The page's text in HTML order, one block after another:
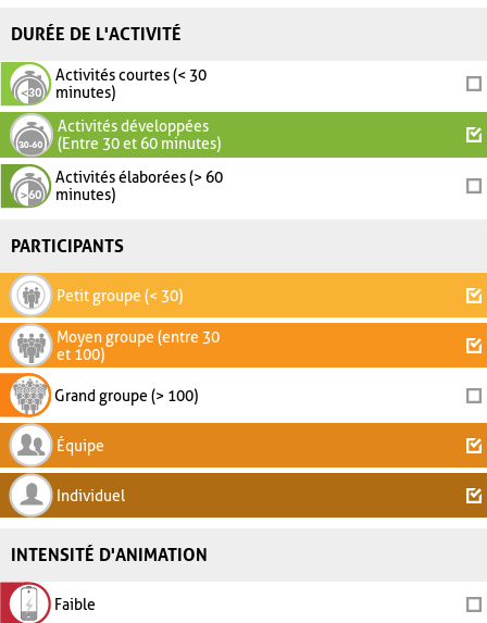
DURÉE DE L'ACTIVITÉ
Activités courtes (< 30
minutes)
Activités développées
(Entre 30 et 60 minutes)
Activités élaborées (> 60
minutes)
PARTICIPANTS
Petit groupe (< 30)
Moyen groupe (entre 30
et 100)
Grand groupe (> 100)
Équipe
Individuel
INTENSITÉ D'ANIMATION
Faible